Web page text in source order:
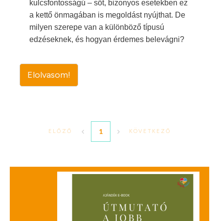
kulcsfontosságú – sőt, bizonyos esetekben ez
a kettő önmagában is megoldást nyújthat. De
milyen szerepe van a különböző típusú
edzéseknek, és hogyan érdemes belevágni?
Elolvasom!
ELŐZŐ 1 KÖVETKEZŐ